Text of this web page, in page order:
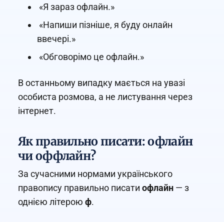
«Я зараз офлайн.»
«Напиши пізніше, я буду онлайн
ввечері.»
«Обговорімо це офлайн.»
В останньому випадку мається на увазі
особиста розмова, а не листування через
інтернет.
Як правильно писати: офлайн
чи оффлайн?
За сучасними нормами українського
правопису правильно писати офлайн — з
однією літерою ф.